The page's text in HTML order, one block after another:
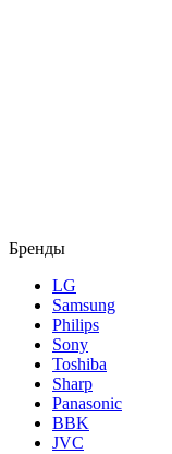
Бренды
LG
Samsung
Philips
Sony
Toshiba
Sharp
Panasonic
BBK
JVC